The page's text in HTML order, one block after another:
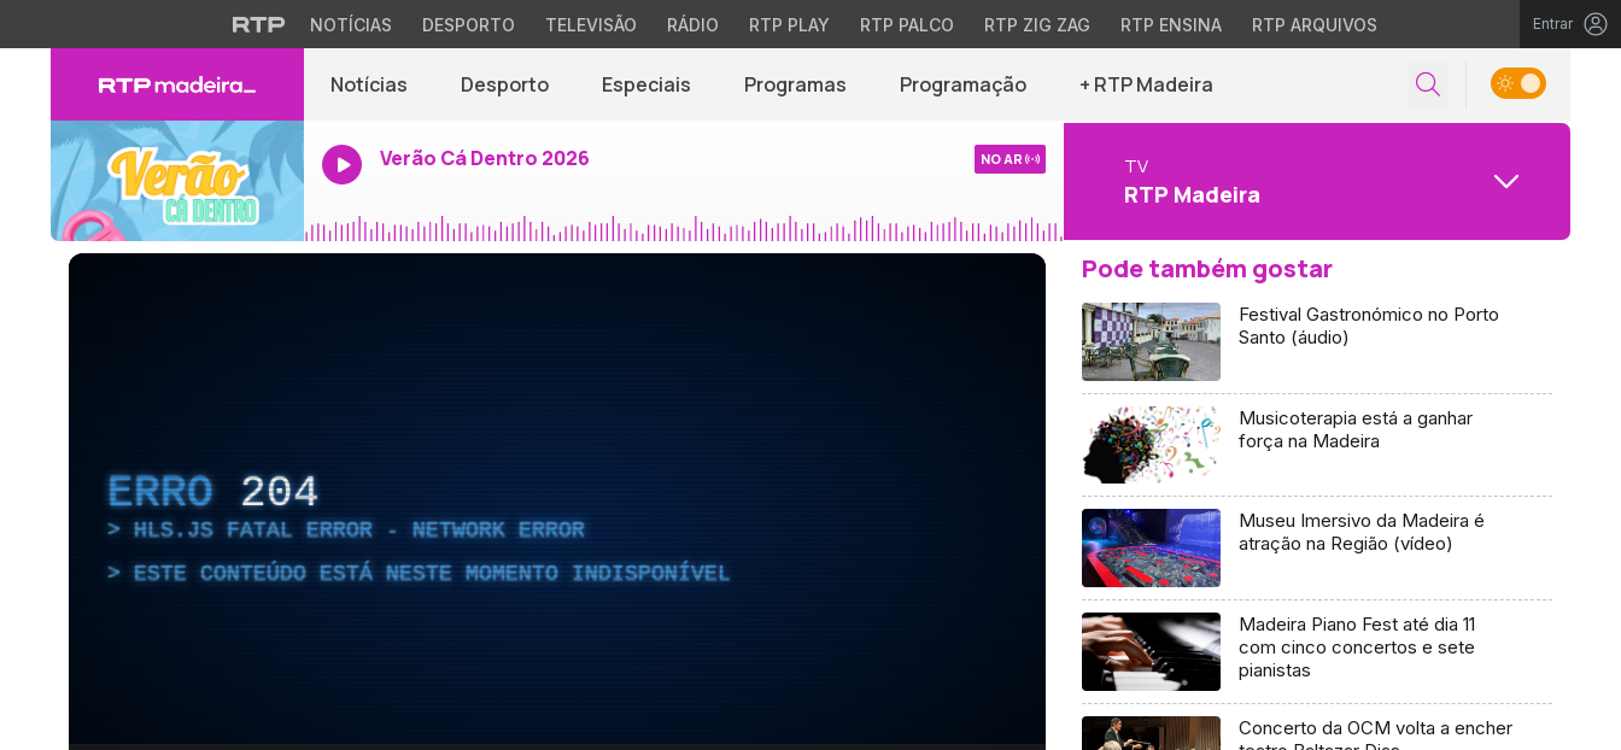
NOTÍCIAS DESPORTO TELEVISÃO RÁDIO RTP PLAY RTP PALCO RTP ZIG ZAG RTP ENSINA RTP ARQUIVOS Entrar
Notícias Desporto Especiais Programas Programação + RTP Madeira
Verão Cá Dentro 2026 NO AR TV
RTP Madeira
ERRO 204
HLS.JS FATAL ERROR - NETWORK ERROR
ESTE CONTEÚDO ESTÁ NESTE MOMENTO INDISPONÍVEL
Pode também gostar
Festival Gastronómico no Porto
Santo (áudio)
Musicoterapia está a ganhar
força na Madeira
Museu Imersivo da Madeira é
atração na Região (vídeo)
Madeira Piano Fest até dia 11
com cinco concertos e sete
pianistas
Concerto da OCM volta a encher